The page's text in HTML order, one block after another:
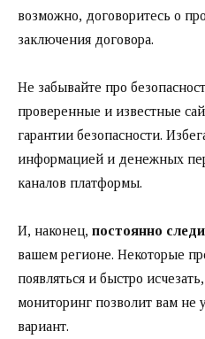
возможно, договоритесь о
заключения договора.
Не забывайте про
проверенные и известные
гарантии безопасности.
информацией и денежных
каналов платформы.
И, наконец, постоянно
вашем регионе. Некоторые
появляться и быстро
мониторинг позволит вам не
вариант.